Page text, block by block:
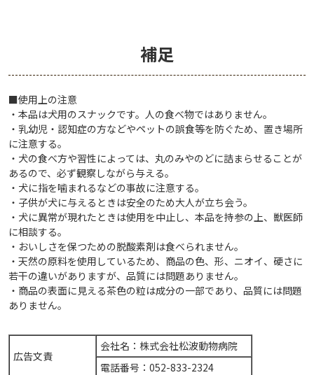
補足
■使用上の注意
・本品は犬用のスナックです。人の食べ物ではありません。
・乳幼児・認知症の方などやペットの誤食等を防ぐため、置き場所
に注意する。
・犬の食べ方や習性によっては、丸のみやのどに詰まらせることが
あるので、必ず観察しながら与える。
・犬に指を噛まれるなどの事故に注意する。
・子供が犬に与えるときは安全のため大人が立ち会う。
・犬に異常が現れたときは使用を中止し、本品を持参の上、獣医師
に相談する。
・おいしさを保つための脱酸素剤は食べられません。
・天然の原料を使用しているため、商品の色、形、ニオイ、硬さに
若干の違いがありますが、品質には問題ありません。
・商品の表面に見える茶色の粒は成分の一部であり、品質には問題
ありません。
広告文責
会社名：株式会社松波動物病院
電話番号：052-833-2324